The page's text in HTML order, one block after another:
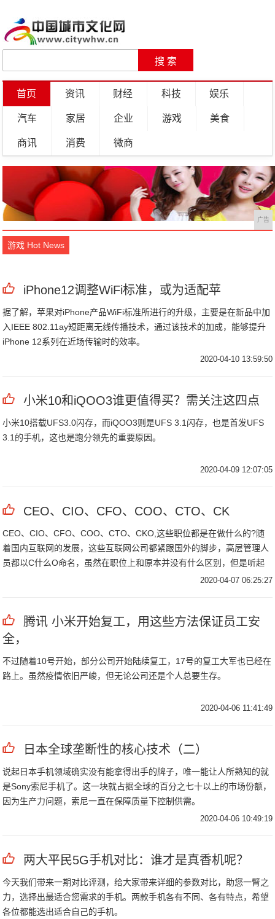
首页 资讯 财经 科技 娱乐
汽车 家居 企业 游戏 美食
商讯 消费 微商
广告
游戏 Hot News
iPhone12调整WiFi标准，或为适配苹
据了解，苹果对iPhone产品WiFi标准所进行的升级，主要是在新品中加
入IEEE 802.11ay短距离无线传播技术，通过该技术的加成，能够提升
iPhone 12系列在近场传输时的效率。
2020-04-10 13:59:50
小米10和iQOO3谁更值得买？需关注这四点
小米10搭载UFS3.0闪存，而iQOO3则是UFS 3.1闪存，也是首发UFS
3.1的手机，这也是跑分领先的重要原因。
2020-04-09 12:07:05
CEO、CIO、CFO、COO、CTO、CK
CEO、CIO、CFO、COO、CTO、CKO,这些职位都是在做什么的?随
着国内互联网的发展，这些互联网公司都紧跟国外的脚步，高层管理人
员都以C什么O命名，虽然在职位上和原本并没有什么区别，但是听起
2020-04-07 06:25:27
腾讯 小米开始复工，用这些方法保证员工安
全，
不过随着10号开始，部分公司开始陆续复工，17号的复工大军也已经在
路上。虽然疫情依旧严峻，但无论公司还是个人总要生存。
2020-04-06 11:41:49
日本全球垄断性的核心技术（二）
说起日本手机领域确实没有能拿得出手的牌子，唯一能让人所熟知的就
是Sony索尼手机了。这一块就占据全球的百分之七十以上的市场份额，
因为生产力问题，索尼一直在保障质量下控制供需。
2020-04-06 10:49:19
两大平民5G手机对比：谁才是真香机呢？
今天我们带来一期对比评测，给大家带来详细的参数对比，助您一臂之
力，选择出最适合您需求的手机。两款手机各有不同、各有特点，希望
各位都能选出适合自己的手机。